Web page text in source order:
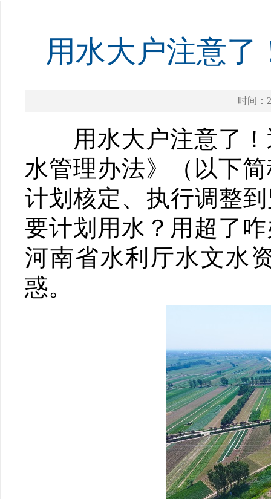
用水大户注意了
时间：
用水大户注意了！
水管理办法》（以下
计划核定、执行调整
要计划用水？用超了
河南省水利厅水文水
惑。